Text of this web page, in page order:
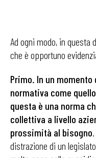
Ad ogni modo, in
che è opportuno
Primo. In un
normativa come
questa è una norma
collettiva a livello
prossimità al bisogno
distrazione di un